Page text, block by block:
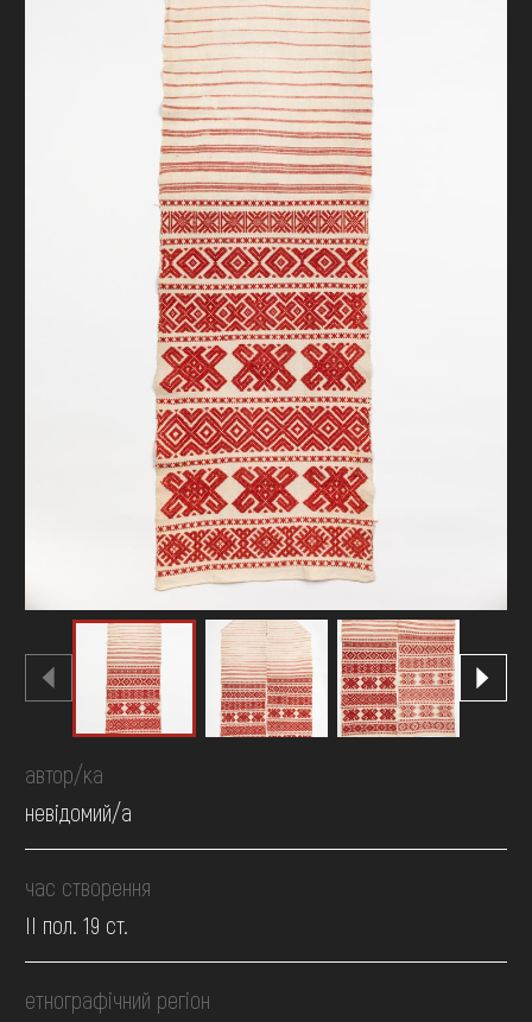
ОНЛАЙН-КРАМНИЦЯ
ПІДТРИМАТИ
автор/ка
невідомий/а
час створення
II пол. 19 ст.
етнографічний регіон